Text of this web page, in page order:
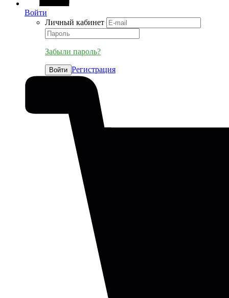
Войти
Личный кабинет
Забыли пароль?
Войти Регистрация